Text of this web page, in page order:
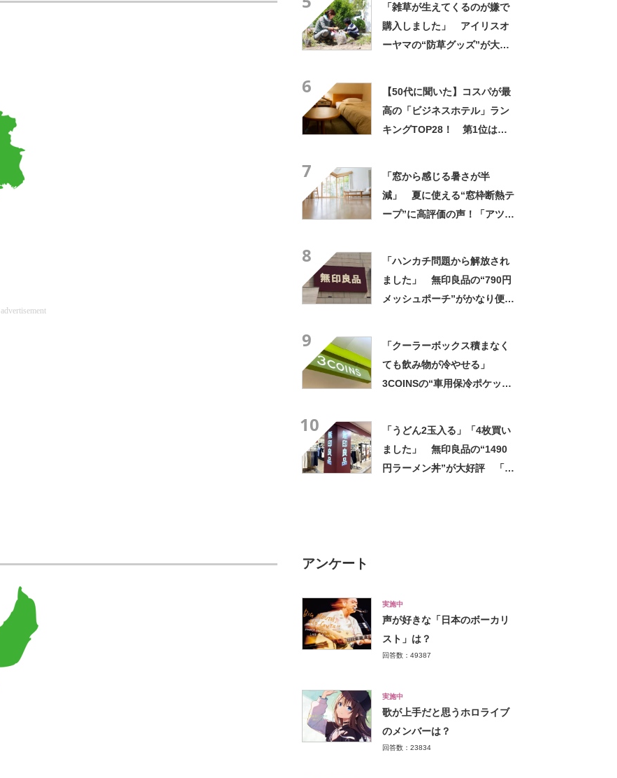
advertisement
「雑草が生えてくるのが嫌で
購入しました」 アイリスオ
ーヤマの“防草グッズ”が大人
6
【50代に聞いた】コスパが最
高の「ビジネスホテル」ラン
キングTOP28！ 第1位は
7
「窓から感じる暑さが半
減」 夏に使える“窓枠断熱テ
ープ”に高評価の声！「アツア
8
「ハンカチ問題から解放され
ました」 無印良品の“790円
メッシュポーチ”がかなり便
9
「クーラーボックス積まなく
ても飲み物が冷やせる」
3COINSの“車用保冷ポケッ
10
「うどん2玉入る」「4枚買い
ました」 無印良品の“1490
円ラーメン丼”が大好評 「適
アンケート
実施中
声が好きな「日本のボーカリ
スト」は？
回答数：49387
実施中
歌が上手だと思うホロライブ
のメンバーは？
回答数：23834